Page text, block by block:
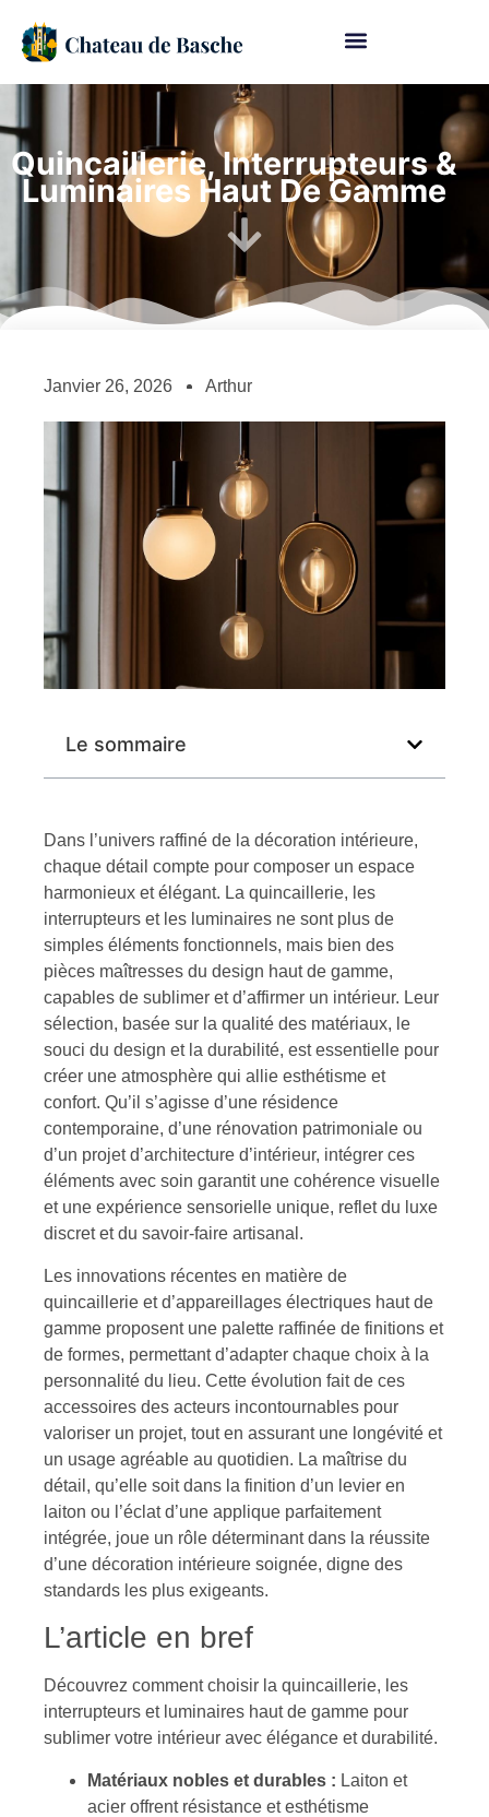
Quincaillerie, Interrupteurs &
Luminaires Haut De Gamme
Janvier 26, 2026 Arthur
Le sommaire
Dans l’univers raffiné de la décoration intérieure,
chaque détail compte pour composer un espace
harmonieux et élégant. La quincaillerie, les
interrupteurs et les luminaires ne sont plus de
simples éléments fonctionnels, mais bien des
pièces maîtresses du design haut de gamme,
capables de sublimer et d’affirmer un intérieur. Leur
sélection, basée sur la qualité des matériaux, le
souci du design et la durabilité, est essentielle pour
créer une atmosphère qui allie esthétisme et
confort. Qu’il s’agisse d’une résidence
contemporaine, d’une rénovation patrimoniale ou
d’un projet d’architecture d’intérieur, intégrer ces
éléments avec soin garantit une cohérence visuelle
et une expérience sensorielle unique, reflet du luxe
discret et du savoir-faire artisanal.
Les innovations récentes en matière de
quincaillerie et d’appareillages électriques haut de
gamme proposent une palette raffinée de finitions et
de formes, permettant d’adapter chaque choix à la
personnalité du lieu. Cette évolution fait de ces
accessoires des acteurs incontournables pour
valoriser un projet, tout en assurant une longévité et
un usage agréable au quotidien. La maîtrise du
détail, qu’elle soit dans la finition d’un levier en
laiton ou l’éclat d’une applique parfaitement
intégrée, joue un rôle déterminant dans la réussite
d’une décoration intérieure soignée, digne des
standards les plus exigeants.
L’article en bref
Découvrez comment choisir la quincaillerie, les
interrupteurs et luminaires haut de gamme pour
sublimer votre intérieur avec élégance et durabilité.
Matériaux nobles et durables : Laiton et
acier offrent résistance et esthétisme